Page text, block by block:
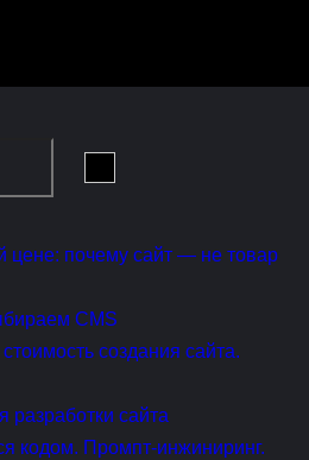
почему сайт — не товар
CMS
создания сайта.
разработки сайта
кодом. Промпт-инжиниринг.